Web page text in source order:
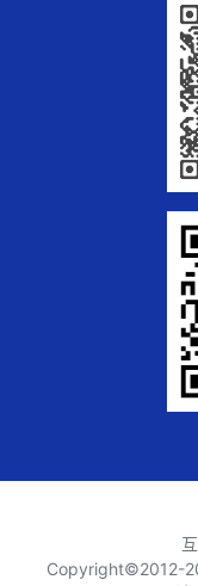
Copyright©2012-